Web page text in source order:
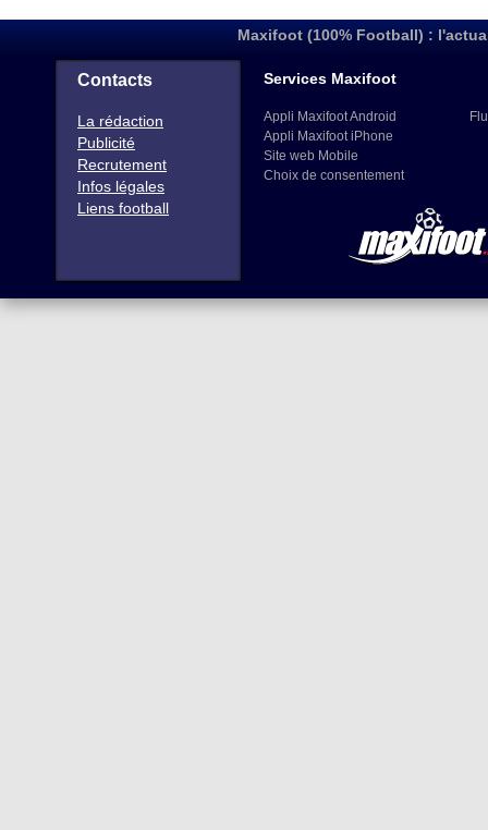
Maxifoot (100% Football) :
Contacts
La rédaction
Publicité
Recrutement
Infos légales
Liens football
Services Maxifoot
Appli Maxifoot Android
Appli Maxifoot iPhone
Site web Mobile
Choix de consentement